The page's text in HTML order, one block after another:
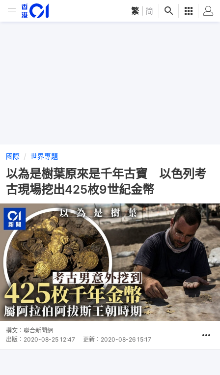
繁 简
國際 世界專題
以為是樹葉原來是千年古寶 以色列考
古現場挖出425枚9世紀金幣
撰文： 聯合新聞網
出版： 2020-08-25 12:47 更新： 2020-08-26 15:17